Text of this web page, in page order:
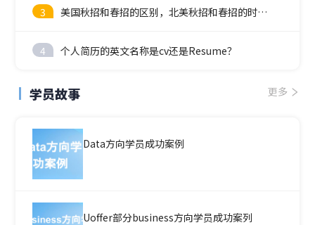
3 美国秋招和春招的区别，北美秋招和春招的时间线
4 个人简历的英文名称是cv还是Resume？
学员故事 更多
Data方向学员成功案例
Uoffer部分business方向学员成功案列